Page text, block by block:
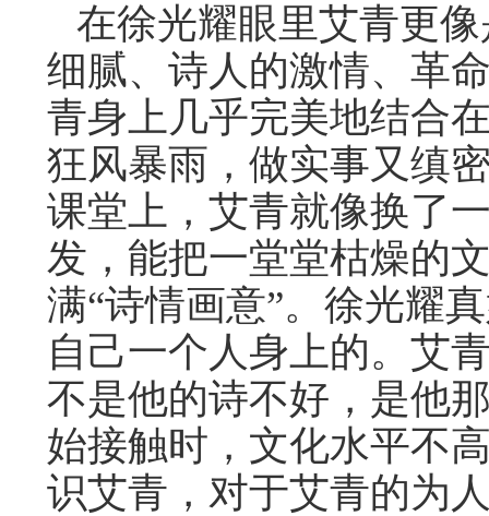
在徐光耀眼里艾青更
细腻、诗人的激情、革
青身上几乎完美地结合
狂风暴雨，做实事又缜
课堂上，艾青就像换了
发，能把一堂堂枯燥的
满“诗情画意”。徐光耀
自己一个人身上的。艾
不是他的诗不好，是他
始接触时，文化水平不
识艾青，对于艾青的为